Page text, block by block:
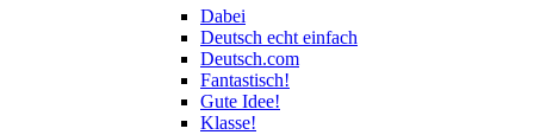
Dabei
Deutsch echt einfach
Deutsch.com
Fantastisch!
Gute Idee!
Klasse!